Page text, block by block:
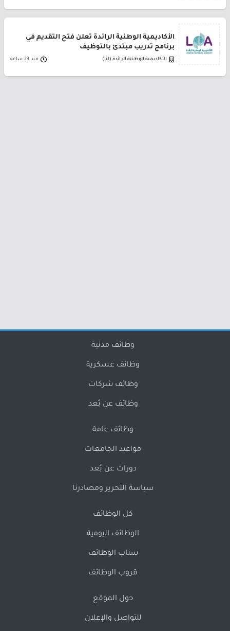
الأكاديمية الوطنية الرائدة تعلن فتح التقديم في
برنامج تدريب مبتدئ بالتوظيف
الأكاديمية الوطنية الرائدة (لنا) منذ 23 ساعة
وظائف مدنية
وظائف عسكرية
وظائف شركات
وظائف عن بُعد
وظائف عامة
مواعيد الجامعات
دورات عن بُعد
سياسة التحرير ومصادرنا
كل الوظائف
الوظائف اليومية
سناب الوظائف
قروب الوظائف
حول الموقع
للتواصل والإعلان